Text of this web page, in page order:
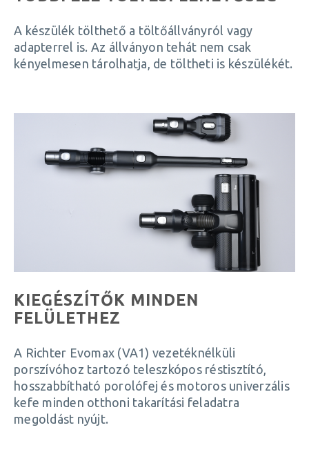
A készülék tölthető a töltőállványról vagy
adapterrel is. Az állványon tehát nem csak
kényelmesen tárolhatja, de töltheti is készülékét.
KIEGÉSZÍTŐK MINDEN
FELÜLETHEZ
A Richter Evomax (VA1) vezetéknélküli
porszívóhoz tartozó teleszkópos réstisztító,
hosszabbítható porolófej és motoros univerzális
kefe minden otthoni takarítási feladatra
megoldást nyújt.